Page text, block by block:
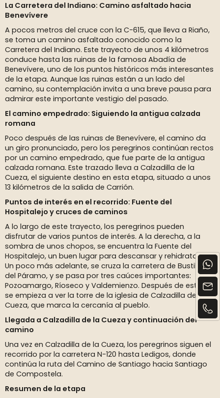
La Carretera del Indiano: Camino asfaltado hacia
Benevívere
A pocos metros del cruce con la C-615, que lleva a Riaño,
se toma un camino asfaltado conocido como la
Carretera del Indiano. Este trayecto de unos 4 kilómetros
conduce hasta las ruinas de la famosa Abadía de
Benevívere, uno de los puntos históricos más interesantes
de la etapa. Aunque las ruinas están a un lado del
camino, su contemplación invita a una breve pausa para
admirar este importante vestigio del pasado.
El camino empedrado: Siguiendo la antigua calzada
romana
Poco después de las ruinas de Benevívere, el camino da
un giro pronunciado, pero los peregrinos continúan rectos
por un camino empedrado, que fue parte de la antigua
calzada romana. Este trazado lleva a Calzadilla de la
Cueza, el siguiente destino en esta etapa, situado a unos
13 kilómetros de la salida de Carrión.
Puntos de interés en el recorrido: Fuente del
Hospitalejo y cruces de caminos
A lo largo de este trayecto, los peregrinos pueden
disfrutar de varios puntos de interés. A la derecha, a la
sombra de unos chopos, se encuentra la Fuente del
Hospitalejo, un buen lugar para descansar y rehidratarse.
Un poco más adelante, se cruza la carretera de Bustillo
del Páramo, y se pasa por tres caúces importantes:
Pozoamargo, Ríoseco y Valdemienzo. Después de estos,
se empieza a ver la torre de la iglesia de Calzadilla de la
Cueza, que marca la cercanía al pueblo.
Llegada a Calzadilla de la Cueza y continuación del
camino
Una vez en Calzadilla de la Cueza, los peregrinos siguen el
recorrido por la carretera N-120 hasta Ledigos, donde
continúa la ruta del Camino de Santiago hacia Santiago
de Compostela.
Resumen de la etapa